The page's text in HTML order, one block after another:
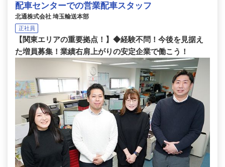
配車センターでの営業配車スタッフ
北通株式会社 埼玉輸送本部
正社員
【関東エリアの重要拠点！】◆経験不問！今後を見据え
た増員募集！業績右肩上がりの安定企業で働こう！